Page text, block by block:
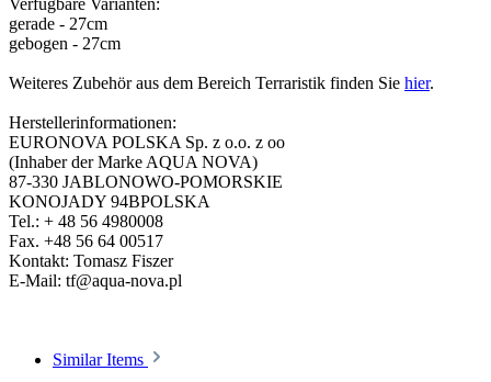
Verfügbare Varianten:
gerade - 27cm
gebogen - 27cm
Weiteres Zubehör aus dem Bereich Terraristik finden Sie hier.
Herstellerinformationen:
EURONOVA POLSKA Sp. z o.o. z oo
(Inhaber der Marke AQUA NOVA)
87-330 JABLONOWO-POMORSKIE
KONOJADY 94BPOLSKA
Tel.: + 48 56 4980008
Fax. +48 56 64 00517
Kontakt: Tomasz Fiszer
E-Mail: tf@aqua-nova.pl
Similar Items